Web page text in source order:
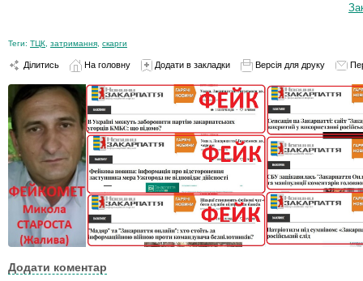
Теги: ТЦК затримання скарги
Ділитись На головну Додати в закладки Версія для друку
Додати коментар